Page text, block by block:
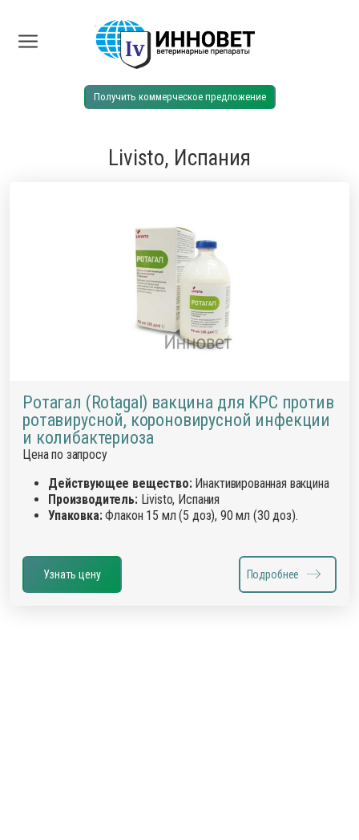
Получить коммерческое предложение
Livisto, Испания
Ротагал (Rotagal) вакцина для КРС против
ротавирусной, короновирусной инфекции
и колибактериоза
Цена по запросу
Действующее вещество:Инактивированная вакцина
Производитель:Livisto, Испания
Упаковка:Флакон 15 мл (5 доз), 90 мл (30 доз).
Узнать цену Подробнее